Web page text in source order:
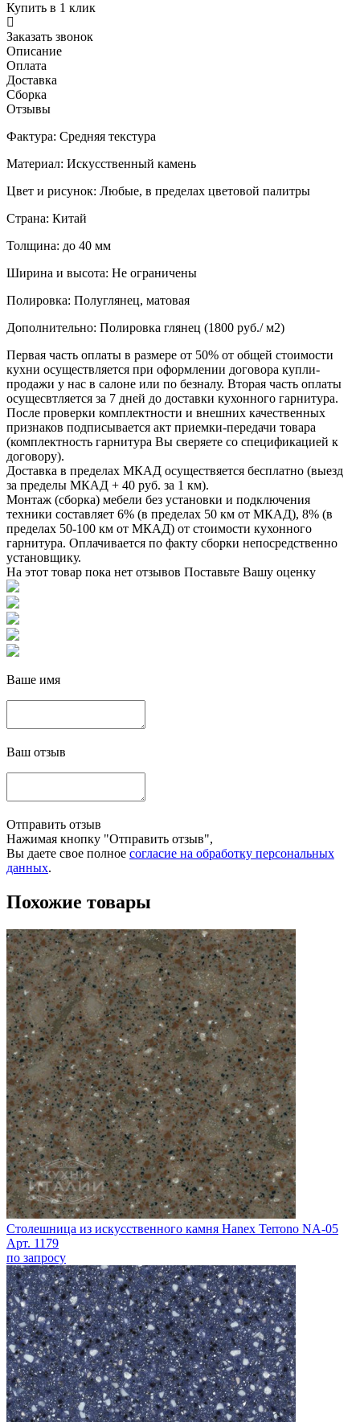
Купить в 1 клик
Заказать звонок
Описание
Оплата
Доставка
Сборка
Отзывы
Фактура: Средняя текстура
Материал: Искусственный камень
Цвет и рисунок: Любые, в пределах цветовой палитры
Страна: Китай
Толщина: до 40 мм
Ширина и высота: Не ограничены
Полировка: Полуглянец, матовая
Дополнительно: Полировка глянец (1800 руб./ м2)
Первая часть оплаты в размере от 50% от общей стоимости
кухни осуществляется при оформлении договора купли-
продажи у нас в салоне или по безналу. Вторая часть оплаты
осущесвтляется за 7 дней до доставки кухонного гарнитура.
После проверки комплектности и внешних качественных
признаков подписывается акт приемки-передачи товара
(комплектность гарнитура Вы сверяете со спецификацией к
договору).
Доставка в пределах МКАД осуществяется бесплатно (выезд
за пределы МКАД + 40 руб. за 1 км).
Монтаж (сборка) мебели без установки и подключения
техники составляет 6% (в пределах 50 км от МКАД), 8% (в
пределах 50-100 км от МКАД) от стоимости кухонного
гарнитура. Оплачивается по факту сборки непосредственно
установщику.
На этот товар пока нет отзывов Поставьте Вашу оценку
Ваше имя
Ваш отзыв
Отправить отзыв
Нажимая кнопку "Отправить отзыв",
Вы даете свое полное согласие на обработку персональных
данных.
Похожие товары
Столешница из искусственного камня Hanex Terrono NA-05
Арт. 1179
по запросу